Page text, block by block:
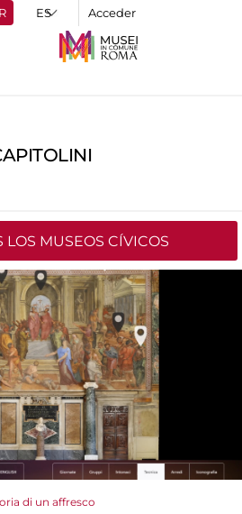
Acceder
LOS MUSEOS CÍVICOS
di un affresco